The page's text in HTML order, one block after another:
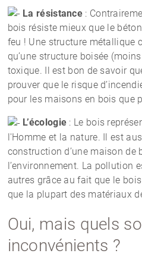
La résistance :
bois résiste mieux que le
feu ! Une structure métallique
qu’une structure boisée
toxique. Il est bon de savoir
prouver que le risque
pour les maisons en bois que
L’écologie : Le bois
l'Homme et la nature. Il est
construction d’une maison de
l’environnement. La pollution
autres grâce au fait que le
que la plupart des matériaux
Oui, mais quels
inconvénients ?